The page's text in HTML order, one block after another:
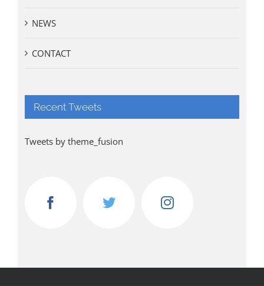
NEWS
CONTACT
Recent Tweets
Tweets by theme_fusion